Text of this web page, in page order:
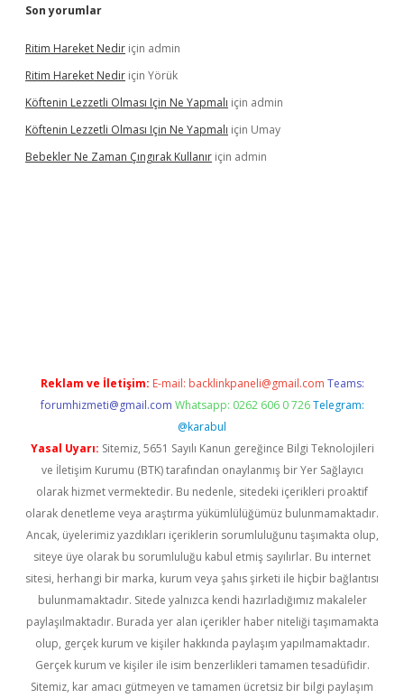
Son yorumlar
Ritim Hareket Nedir için admin
Ritim Hareket Nedir için Yörük
Köftenin Lezzetli Olması Için Ne Yapmalı için admin
Köftenin Lezzetli Olması Için Ne Yapmalı için Umay
Bebekler Ne Zaman Çıngırak Kullanır için admin
Reklam ve İletişim: E-mail: backlinkpaneli@gmail.com Teams:
forumhizmeti@gmail.com Whatsapp: 0262 606 0 726 Telegram:
@karabul
Yasal Uyarı: Sitemiz, 5651 Sayılı Kanun gereğince Bilgi Teknolojileri
ve İletişim Kurumu (BTK) tarafından onaylanmış bir Yer Sağlayıcı
olarak hizmet vermektedir. Bu nedenle, sitedeki içerikleri proaktif
olarak denetleme veya araştırma yükümlülüğümüz bulunmamaktadır.
Ancak, üyelerimiz yazdıkları içeriklerin sorumluluğunu taşımakta olup,
siteye üye olarak bu sorumluluğu kabul etmiş sayılırlar. Bu internet
sitesi, herhangi bir marka, kurum veya şahıs şirketi ile hiçbir bağlantısı
bulunmamaktadır. Sitede yalnızca kendi hazırladığımız makaleler
paylaşılmaktadır. Burada yer alan içerikler haber niteliği taşımamakta
olup, gerçek kurum ve kişiler hakkında paylaşım yapılmamaktadır.
Gerçek kurum ve kişiler ile isim benzerlikleri tamamen tesadüfidir.
Sitemiz, kar amacı gütmeyen ve tamamen ücretsiz bir bilgi paylaşım